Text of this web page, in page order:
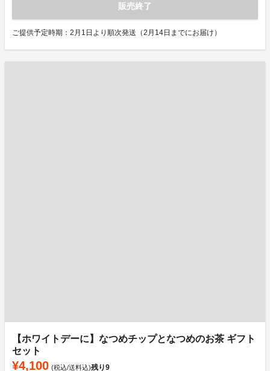
販売終了
ご提供予定時期：2月1日より順次発送（2月14日までにお届け）
【ホワイトデーに】なつめチップとなつめのお茶 ギフト
セット
¥4,100 (税込/送料込)残り9